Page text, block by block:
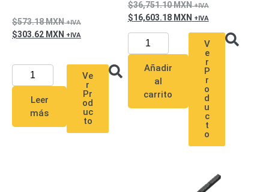
de Largo
AlcanceUPS
Kits-
Sistemas
Completos
Megapixel
TurboHD
573.18MXN
303.62 MXN
Leer
más
Ve
r
Pr
od
uc
to
36,751.10MXN
16,603.18 MXN
Añadir
al
carrito
V
e
r
P
r
o
d
u
c
t
o